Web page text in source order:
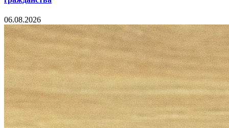
06.08.2026